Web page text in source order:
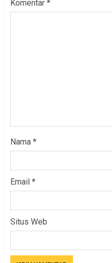
Komentar *
Nama *
Email *
Situs Web